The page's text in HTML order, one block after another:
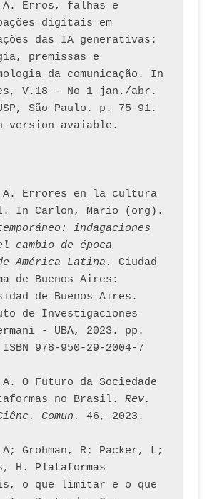
A. Erros, falhas e
digitais em
das IA generativas:
premissas e
da comunicação. In
V.18 - No 1 jan./abr.
São Paulo. p. 75-91.
version avaiable.
A. Errores en la cultura
indagaciones
cambio de época
América Latina.
Ciudad
de Buenos Aires:
de Buenos Aires.
de Investigaciones
- UBA, 2023. pp.
978-950-29-2004-7
A. O Futuro da Sociedade
no Brasil. Rev.
Comun.
A; Grohman, R; Packer, L;
H. Plataformas
o que limitar e o que